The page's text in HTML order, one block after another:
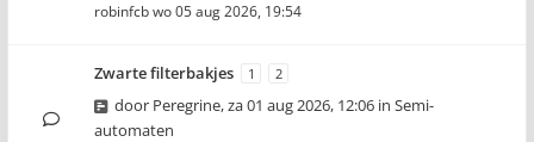
robinfcbwo 05 aug 2026, 19:54
Zwarte filterbakjes 1 2
door Peregrine,za 01 aug 2026, 12:06 in Semi-
automaten